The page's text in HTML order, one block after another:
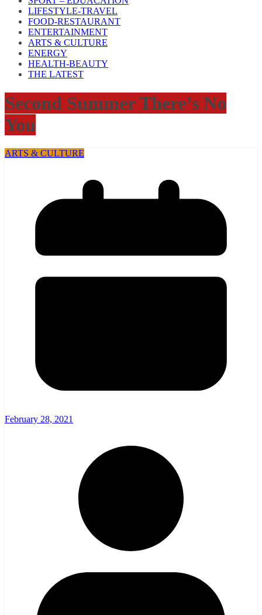
LIFESTYLE​-TRAVEL​
FOOD-RESTAURANT
ENTERTAINMENT
ARTS & CULTURE
ENERGY
HEALTH​-BEAUTY
THE LATEST
Second Summer There’s No
You
ARTS & CULTURE
February 28, 2021